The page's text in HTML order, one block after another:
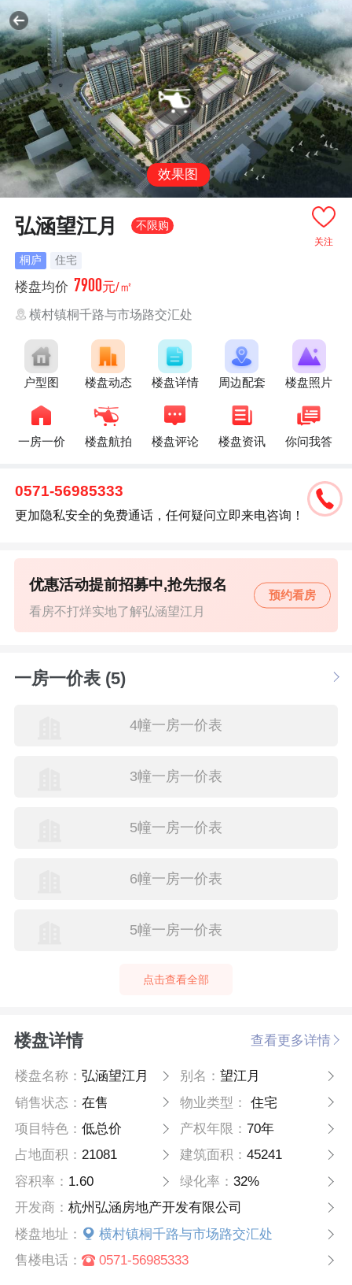
效果图
关注
弘涵望江月 不限购
桐庐 住宅
楼盘均价 7900元/㎡
横村镇桐千路与市场路交汇处
户型图 楼盘动态 楼盘详情 周边配套 楼盘照片
一房一价 楼盘航拍 楼盘评论 楼盘资讯 你问我答
0571-56985333
更加隐私安全的免费通话，任何疑问立即来电咨询！
看房不打烊实地了解弘涵望江月
优惠活动提前招募中,抢先报名
预约看房
一房一价表 (5)
4幢一房一价表
3幢一房一价表
5幢一房一价表
6幢一房一价表
5幢一房一价表
点击查看全部
楼盘详情 查看更多详情
楼盘名称：弘涵望江月 别名： 望江月
销售状态：在售 物业类型：
住宅
项目特色：低总价 产权年限： 70年
占地面积：21081 建筑面积： 45241
容积率： 1.60 绿化率： 32%
开发商：杭州弘涵房地产开发有限公司
楼盘地址：
横村镇桐千路与市场路交汇处
售楼电话：
0571-56985333